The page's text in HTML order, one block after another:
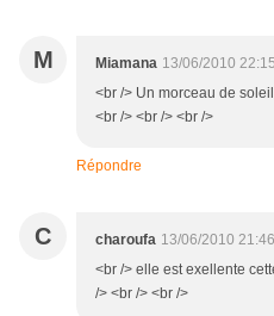
M Miamana 13/06/2010 22:15
<br /> Un morceau de
<br /> <br /> <br />
Répondre
C charoufa 13/06/2010 21:46
<br /> elle est exellente
/> <br /> <br />